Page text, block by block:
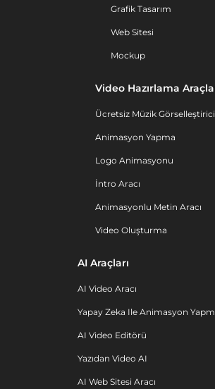
Grafik Tasarım
Web Sitesi
Mockup
Video Hazırlama
Ücretsiz Müzik Görselleştirici
Animasyon Yapma
Logo Animasyonu
İntro Aracı
Animasyonlu Metin Aracı
Video Oluşturma
AI Araçları
AI Video Aracı
Yapay Zeka Ile Animasyon
AI Video Editörü
Yazıdan Video AI
AI Web Sitesi Aracı